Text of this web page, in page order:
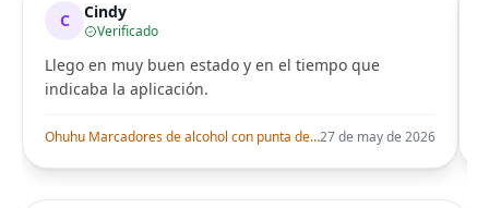
C Cindy
Verificado
Llego en muy buen estado y en el tiempo que
indicaba la aplicación.
Ohuhu Marcadores de alcohol con punta de pincel – Juego de marcadores artísticos de doble punta con certificación AP para artistas adultos27 de may de 2026